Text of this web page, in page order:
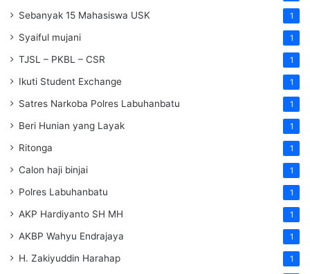
Sebanyak 15 Mahasiswa USK 1
Syaiful mujani 1
TJSL – PKBL – CSR 1
Ikuti Student Exchange 1
Satres Narkoba Polres Labuhanbatu 1
Beri Hunian yang Layak 1
Ritonga 1
Calon haji binjai 1
Polres Labuhanbatu 1
AKP Hardiyanto SH MH 1
AKBP Wahyu Endrajaya 1
H. Zakiyuddin Harahap 1